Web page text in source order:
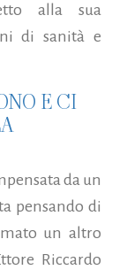
alla sua
di sanità e
E CI
da un
pensando di
un altro
Riccardo